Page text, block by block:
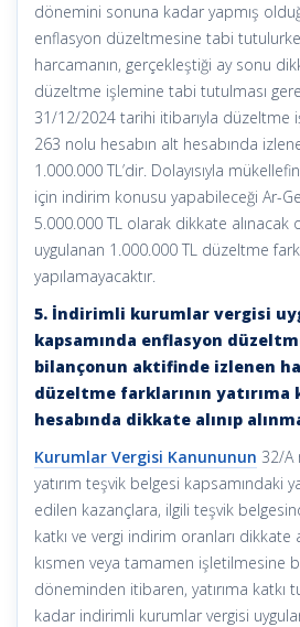
dönemini sonuna kadar yapmış
enflasyon düzeltmesine tabi
harcamanın, gerçekleştiği ay sonu
düzeltme işlemine tabi tutulması
31/12/2024 tarihi itibarıyla düzeltme
263 nolu hesabın alt hesabında
1.000.000 TL’dir. Dolayısıyla
için indirim konusu yapabileceği Ar-
5.000.000 TL olarak dikkate alınacak
uygulanan 1.000.000 TL düzeltme
yapılamayacaktır.
5. İndirimli kurumlar vergisi
kapsamında enflasyon
bilançonun aktifinde izlenen
düzeltme farklarının yatırıma
hesabında dikkate alınıp
Kurumlar Vergisi Kanununun 32/A
yatırım teşvik belgesi kapsamındaki
edilen kazançlara, ilgili teşvik
katkı ve vergi indirim oranları dikkate
kısmen veya tamamen işletilmesine
döneminden itibaren, yatırıma katkı
kadar indirimli kurumlar vergisi